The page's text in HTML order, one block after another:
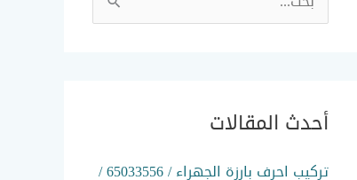
ل
ث
ن
أحدث المقالات
تركيب احرف بارزة الجهراء / 65033556 /